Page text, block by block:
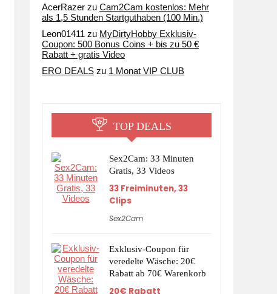
AcerRazer zu Cam2Cam kostenlos: Mehr
als 1,5 Stunden Startguthaben (100 Min.)
Leon01411 zu MyDirtyHobby Exklusiv-
Coupon: 500 Bonus Coins + bis zu 50 €
Rabatt + gratis Video
ERO DEALS zu 1 Monat VIP CLUB
TOP DEALS
Sex2Cam: 33 Minuten
Gratis, 33 Videos
33 Freiminuten, 33
Clips
Sex2Cam
Exklusiv-Coupon für
veredelte Wäsche: 20€
Rabatt ab 70€ Warenkorb
20€ Rabatt